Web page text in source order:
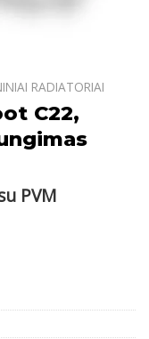
RADIATORIAI
C22,
PVM
900x3000 šoninis